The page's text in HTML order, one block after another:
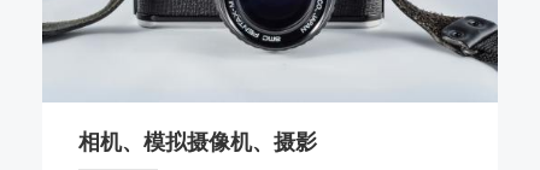
相机、模拟摄像机、摄影